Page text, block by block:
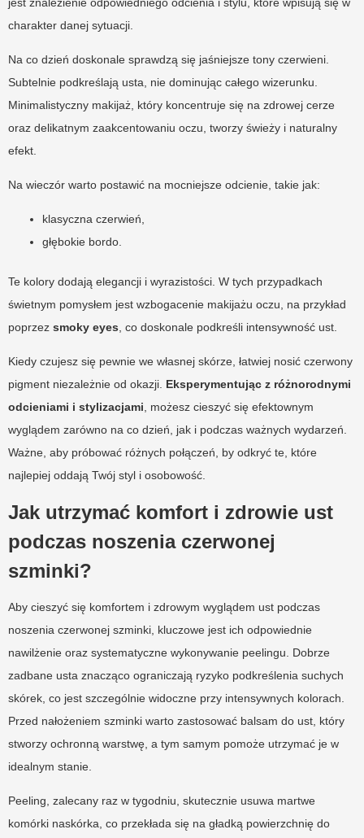
charakter danej sytuacji.
Na co dzień doskonale sprawdzą się jaśniejsze tony czerwieni.
Subtelnie podkreślają usta, nie dominując całego wizerunku.
Minimalistyczny makijaż, który koncentruje się na zdrowej cerze
oraz delikatnym zaakcentowaniu oczu, tworzy świeży i naturalny
efekt.
Na wieczór warto postawić na mocniejsze odcienie, takie jak:
klasyczna czerwień,
głębokie bordo.
Te kolory dodają elegancji i wyrazistości. W tych przypadkach
świetnym pomysłem jest wzbogacenie makijażu oczu, na przykład
poprzez smoky eyes , co doskonale podkreśli intensywność ust.
Kiedy czujesz się pewnie we własnej skórze, łatwiej nosić czerwony
pigment niezależnie od okazji. Eksperymentując z różnorodnymi
odcieniami i stylizacjami , możesz cieszyć się efektownym
wyglądem zarówno na co dzień, jak i podczas ważnych wydarzeń.
Ważne, aby próbować różnych połączeń, by odkryć te, które
najlepiej oddają Twój styl i osobowość.
Jak utrzymać komfort i zdrowie ust
podczas noszenia czerwonej
szminki?
Aby cieszyć się komfortem i zdrowym wyglądem ust podczas
noszenia czerwonej szminki, kluczowe jest ich odpowiednie
nawilżenie oraz systematyczne wykonywanie peelingu. Dobrze
zadbane usta znacząco ograniczają ryzyko podkreślenia suchych
skórek, co jest szczególnie widoczne przy intensywnych kolorach.
Przed nałożeniem szminki warto zastosować balsam do ust, który
stworzy ochronną warstwę, a tym samym pomoże utrzymać je w
idealnym stanie.
Peeling, zalecany raz w tygodniu, skutecznie usuwa martwe
komórki naskórka, co przekłada się na gładką powierzchnię do